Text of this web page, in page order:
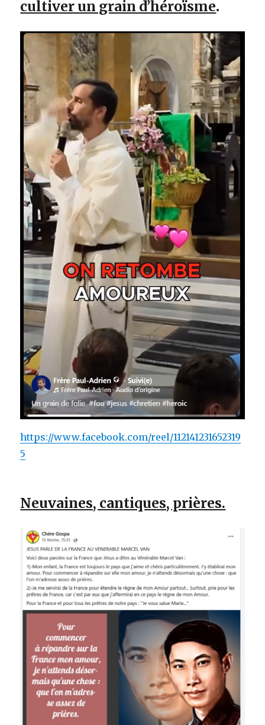
cultiver un grain d’héroïsme.
https://www.facebook.com/reel/112141231652319
5
Neuvaines, cantiques, prières.